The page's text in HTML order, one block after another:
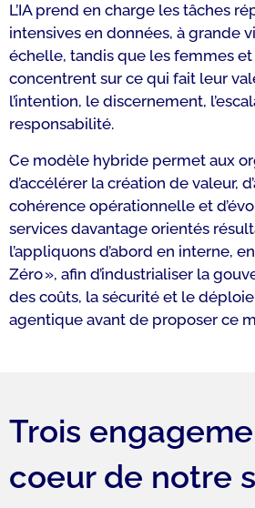
L’IA prend en charge les tâches
intensives en données, à grande
échelle, tandis que les femmes
concentrent sur ce qui fait leur
l’intention, le discernement,
responsabilité.
Ce modèle hybride permet aux
d’accélérer la création de valeur,
cohérence opérationnelle et
services davantage orientés
l’appliquons d’abord en interne,
Zéro », afin d’industrialiser la
des coûts, la sécurité et le
agentique avant de proposer ce
Trois
coeur de notre